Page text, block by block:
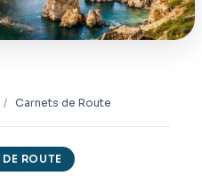
/ Carnets de Route
ROUTE